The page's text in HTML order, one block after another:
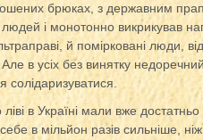
брюках, з державним
і монотонно викрикував
й помірковані люди,
Але в усіх без винятку
в Україні мали вже достатньо
в мільйон разів сильніше,